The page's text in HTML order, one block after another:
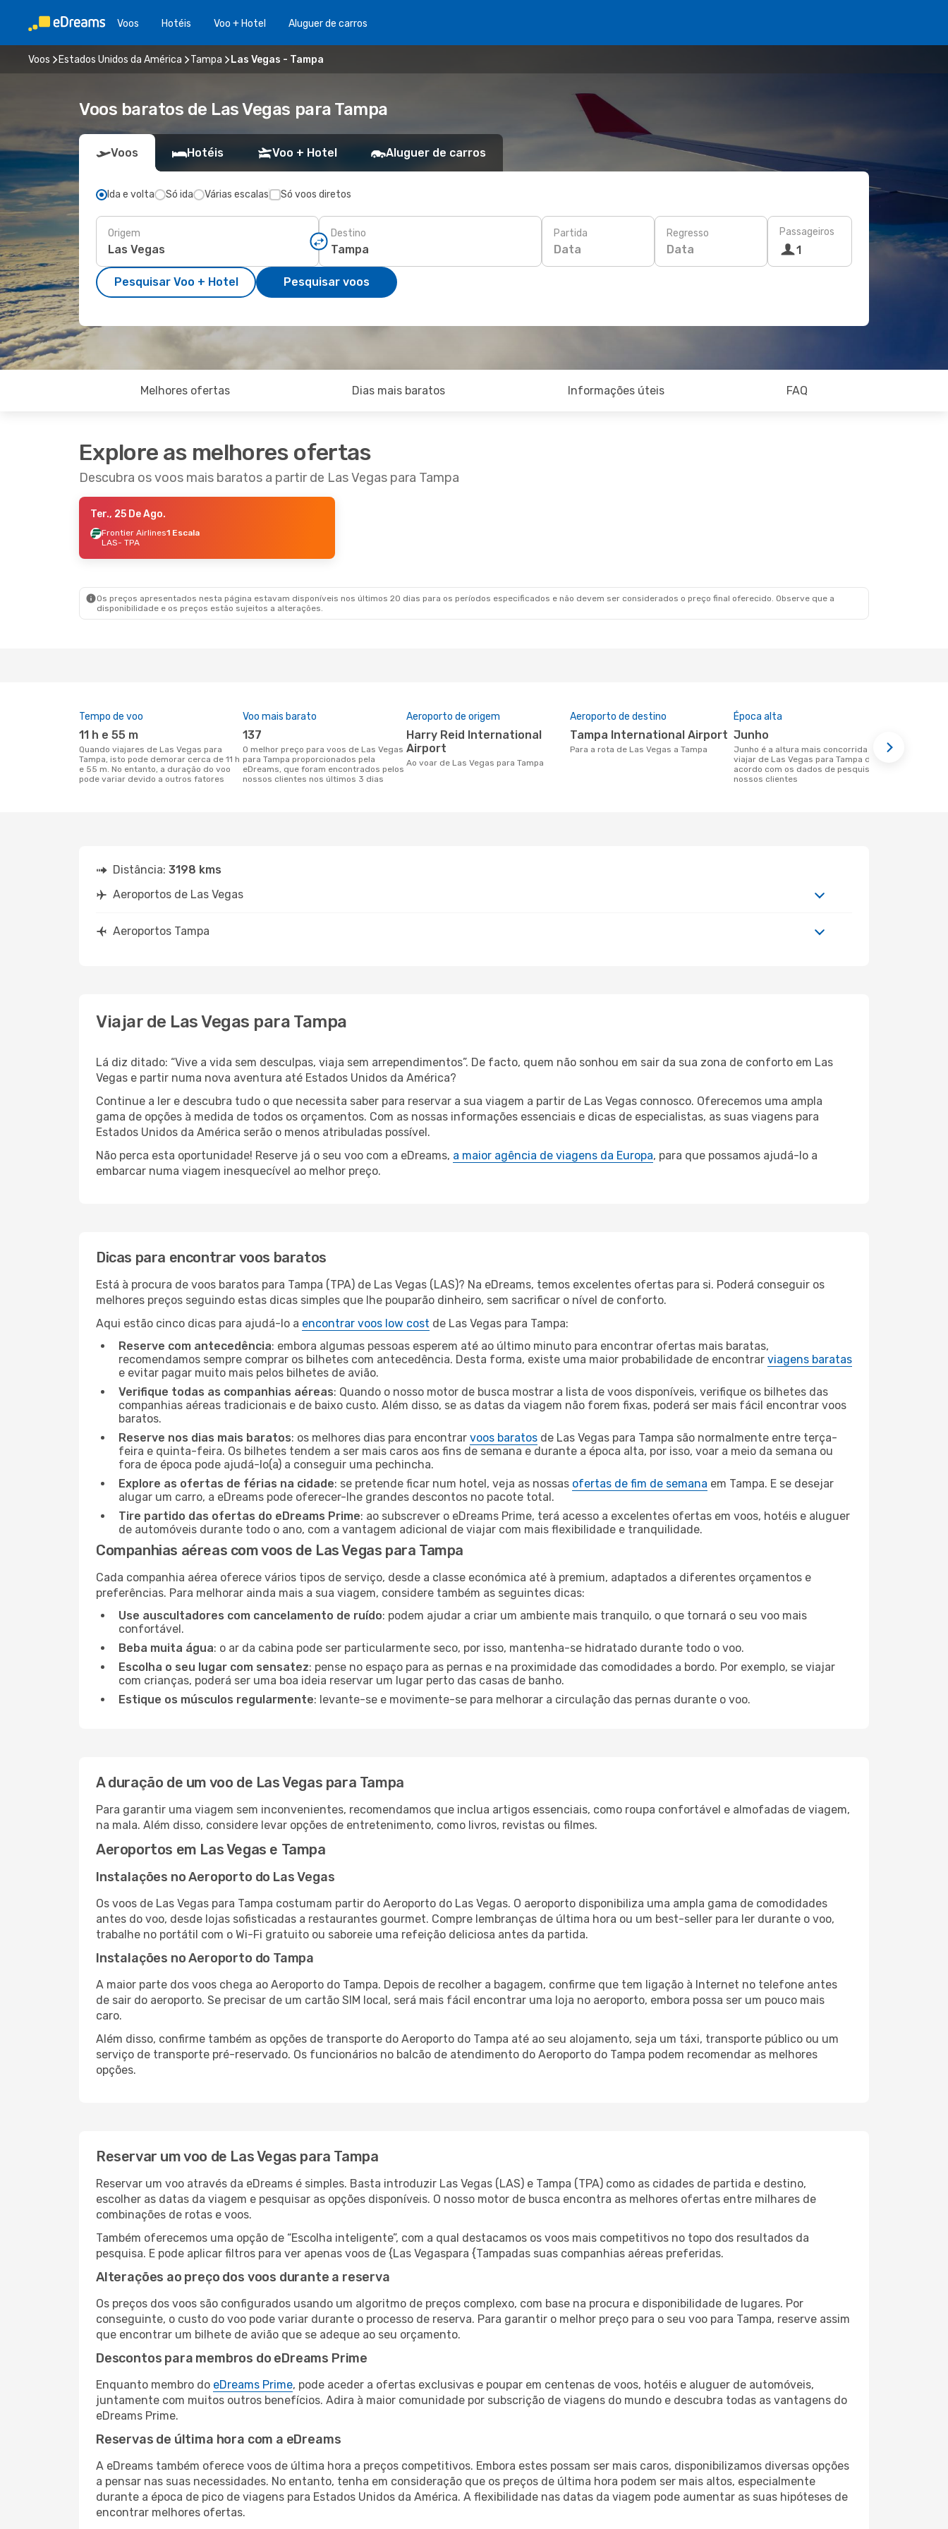
Voos Hotéis Voo + Hotel Aluguer de carros
Voos Estados Unidos da América Tampa Las Vegas - Tampa
Voos baratos de Las Vegas para Tampa
Voos Hotéis Voo + Hotel Aluguer de carros
Ida e volta Só ida Várias escalas Só voos diretos
Origem Destino Partida
Data
Regresso
Data
Passageiros
1
Pesquisar Voo + Hotel Pesquisar voos
Melhores ofertas Dias mais baratos Informações úteis FAQ
Explore as melhores ofertas
Descubra os voos mais baratos a partir de Las Vegas para Tampa
Ter., 25 De Ago.
Frontier Airlines1 Escala
LAS- TPA
Os preços apresentados nesta página estavam disponíveis nos últimos 20 dias para os períodos especificados e não devem ser considerados o preço final oferecido. Observe que a
disponibilidade e os preços estão sujeitos a alterações.
Tempo de voo
11 h e 55 m
Quando viajares de Las Vegas para
Tampa, isto pode demorar cerca de 11 h
e 55 m. No entanto, a duração do voo
pode variar devido a outros fatores
Voo mais barato
137
O melhor preço para voos de Las Vegas
para Tampa proporcionados pela
eDreams, que foram encontrados pelos
nossos clientes nos últimos 3 dias
Aeroporto de origem
Harry Reid International
Airport
Ao voar de Las Vegas para Tampa
Aeroporto de destino
Tampa International Airport
Para a rota de Las Vegas a Tampa
Época alta
junho
junho é a altura mais concorrida para
viajar de Las Vegas para Tampa de
acordo com os dados de pesquisa dos
nossos clientes
Distância: 3198 kms
Aeroportos de Las Vegas
Aeroportos Tampa
Viajar de Las Vegas para Tampa
Lá diz ditado: “Vive a vida sem desculpas, viaja sem arrependimentos”. De facto, quem não sonhou em sair da sua zona de conforto em Las
Vegas e partir numa nova aventura até Estados Unidos da América?
Continue a ler e descubra tudo o que necessita saber para reservar a sua viagem a partir de Las Vegas connosco. Oferecemos uma ampla
gama de opções à medida de todos os orçamentos. Com as nossas informações essenciais e dicas de especialistas, as suas viagens para
Estados Unidos da América serão o menos atribuladas possível.
Não perca esta oportunidade! Reserve já o seu voo com a eDreams, a maior agência de viagens da Europa, para que possamos ajudá-lo a
embarcar numa viagem inesquecível ao melhor preço.
Dicas para encontrar voos baratos
Está à procura de voos baratos para Tampa (TPA) de Las Vegas (LAS)? Na eDreams, temos excelentes ofertas para si. Poderá conseguir os
melhores preços seguindo estas dicas simples que lhe pouparão dinheiro, sem sacrificar o nível de conforto.
Aqui estão cinco dicas para ajudá-lo a encontrar voos low cost de Las Vegas para Tampa:
Reserve com antecedência: embora algumas pessoas esperem até ao último minuto para encontrar ofertas mais baratas,
recomendamos sempre comprar os bilhetes com antecedência. Desta forma, existe uma maior probabilidade de encontrar viagens baratas
e evitar pagar muito mais pelos bilhetes de avião.
Verifique todas as companhias aéreas: Quando o nosso motor de busca mostrar a lista de voos disponíveis, verifique os bilhetes das
companhias aéreas tradicionais e de baixo custo. Além disso, se as datas da viagem não forem fixas, poderá ser mais fácil encontrar voos
baratos.
Reserve nos dias mais baratos: os melhores dias para encontrar voos baratos de Las Vegas para Tampa são normalmente entre terça-
feira e quinta-feira. Os bilhetes tendem a ser mais caros aos fins de semana e durante a época alta, por isso, voar a meio da semana ou
fora de época pode ajudá-lo(a) a conseguir uma pechincha.
Explore as ofertas de férias na cidade: se pretende ficar num hotel, veja as nossas ofertas de fim de semana em Tampa. E se desejar
alugar um carro, a eDreams pode oferecer-lhe grandes descontos no pacote total.
Tire partido das ofertas do eDreams Prime: ao subscrever o eDreams Prime, terá acesso a excelentes ofertas em voos, hotéis e aluguer
de automóveis durante todo o ano, com a vantagem adicional de viajar com mais flexibilidade e tranquilidade.
Companhias aéreas com voos de Las Vegas para Tampa
Cada companhia aérea oferece vários tipos de serviço, desde a classe económica até à premium, adaptados a diferentes orçamentos e
preferências. Para melhorar ainda mais a sua viagem, considere também as seguintes dicas:
Use auscultadores com cancelamento de ruído: podem ajudar a criar um ambiente mais tranquilo, o que tornará o seu voo mais
confortável.
Beba muita água: o ar da cabina pode ser particularmente seco, por isso, mantenha-se hidratado durante todo o voo.
Escolha o seu lugar com sensatez: pense no espaço para as pernas e na proximidade das comodidades a bordo. Por exemplo, se viajar
com crianças, poderá ser uma boa ideia reservar um lugar perto das casas de banho.
Estique os músculos regularmente: levante-se e movimente-se para melhorar a circulação das pernas durante o voo.
A duração de um voo de Las Vegas para Tampa
Para garantir uma viagem sem inconvenientes, recomendamos que inclua artigos essenciais, como roupa confortável e almofadas de viagem,
na mala. Além disso, considere levar opções de entretenimento, como livros, revistas ou filmes.
Aeroportos em Las Vegas e Tampa
Instalações no Aeroporto do Las Vegas
Os voos de Las Vegas para Tampa costumam partir do Aeroporto do Las Vegas. O aeroporto disponibiliza uma ampla gama de comodidades
antes do voo, desde lojas sofisticadas a restaurantes gourmet. Compre lembranças de última hora ou um best-seller para ler durante o voo,
trabalhe no portátil com o Wi-Fi gratuito ou saboreie uma refeição deliciosa antes da partida.
Instalações no Aeroporto do Tampa
A maior parte dos voos chega ao Aeroporto do Tampa. Depois de recolher a bagagem, confirme que tem ligação à Internet no telefone antes
de sair do aeroporto. Se precisar de um cartão SIM local, será mais fácil encontrar uma loja no aeroporto, embora possa ser um pouco mais
caro.
Além disso, confirme também as opções de transporte do Aeroporto do Tampa até ao seu alojamento, seja um táxi, transporte público ou um
serviço de transporte pré-reservado. Os funcionários no balcão de atendimento do Aeroporto do Tampa podem recomendar as melhores
opções.
Reservar um voo de Las Vegas para Tampa
Reservar um voo através da eDreams é simples. Basta introduzir Las Vegas (LAS) e Tampa (TPA) como as cidades de partida e destino,
escolher as datas da viagem e pesquisar as opções disponíveis. O nosso motor de busca encontra as melhores ofertas entre milhares de
combinações de rotas e voos.
Também oferecemos uma opção de “Escolha inteligente”, com a qual destacamos os voos mais competitivos no topo dos resultados da
pesquisa. E pode aplicar filtros para ver apenas voos de {Las Vegaspara {Tampadas suas companhias aéreas preferidas.
Alterações ao preço dos voos durante a reserva
Os preços dos voos são configurados usando um algoritmo de preços complexo, com base na procura e disponibilidade de lugares. Por
conseguinte, o custo do voo pode variar durante o processo de reserva. Para garantir o melhor preço para o seu voo para Tampa, reserve assim
que encontrar um bilhete de avião que se adeque ao seu orçamento.
Descontos para membros do eDreams Prime
Enquanto membro do eDreams Prime, pode aceder a ofertas exclusivas e poupar em centenas de voos, hotéis e aluguer de automóveis,
juntamente com muitos outros benefícios. Adira à maior comunidade por subscrição de viagens do mundo e descubra todas as vantagens do
eDreams Prime.
Reservas de última hora com a eDreams
A eDreams também oferece voos de última hora a preços competitivos. Embora estes possam ser mais caros, disponibilizamos diversas opções
a pensar nas suas necessidades. No entanto, tenha em consideração que os preços de última hora podem ser mais altos, especialmente
durante a época de pico de viagens para Estados Unidos da América. A flexibilidade nas datas da viagem pode aumentar as suas hipóteses de
encontrar melhores ofertas.